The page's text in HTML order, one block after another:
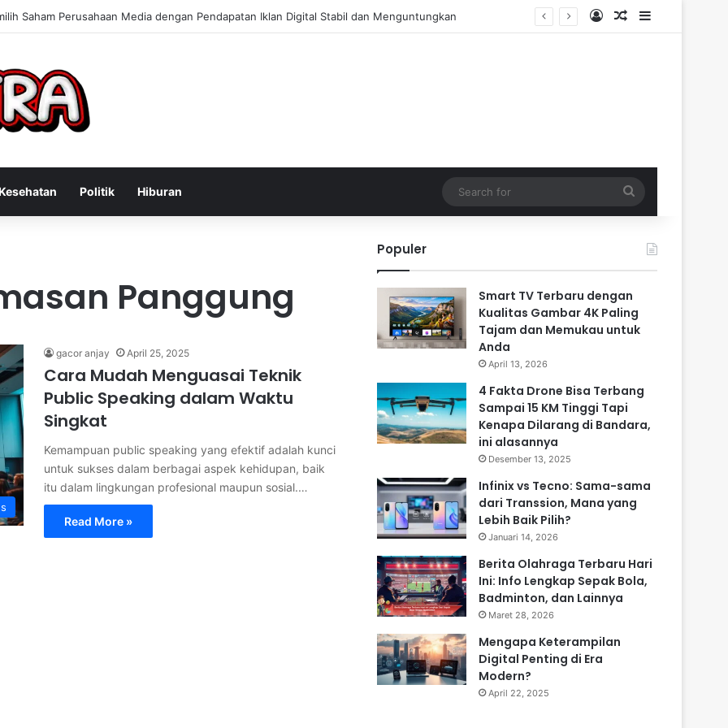
Saham Perusahaan Media dengan Pendapatan Iklan Digital Stabil dan Menguntungkan Log InRandom Article
Sidebar
Politik Hiburan
for
Panggung
gacor anjay April 25, 2025
Cara Mudah Menguasai Teknik
Public Speaking dalam Waktu
Singkat
Kemampuan public speaking yang efektif adalah kunci
untuk sukses dalam berbagai aspek kehidupan, baik
itu dalam lingkungan profesional maupun sosial.…
Read More »
Populer
Smart TV Terbaru dengan
Kualitas Gambar 4K Paling
Tajam dan Memukau untuk
Anda
April 13, 2026
4 Fakta Drone Bisa Terbang
Sampai 15 KM Tinggi Tapi
Kenapa Dilarang di Bandara,
ini alasannya
Desember 13, 2025
Infinix vs Tecno: Sama-sama
dari Transsion, Mana yang
Lebih Baik Pilih?
Januari 14, 2026
Berita Olahraga Terbaru Hari
Ini: Info Lengkap Sepak Bola,
Badminton, dan Lainnya
Maret 28, 2026
Mengapa Keterampilan
Digital Penting di Era
Modern?
April 22, 2025